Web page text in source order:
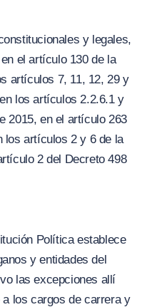
y legales,
el artículo 130 de la
artículos 7, 11, 12, 29 y
los artículos 2.2.6.1 y
2015, en el artículo 263
los artículos 2 y 6 de la
2 del Decreto 498
Política establece
y entidades del
las excepciones allí
los cargos de carrera y